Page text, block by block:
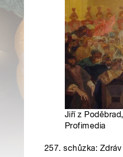
Jiří z
Profimedia
257. schůzka: